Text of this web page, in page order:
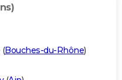
(Bouches-du-Rhône)